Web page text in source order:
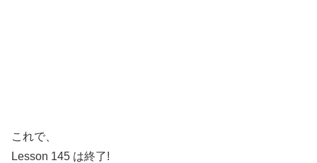
これで、
Lesson 145 は終了!